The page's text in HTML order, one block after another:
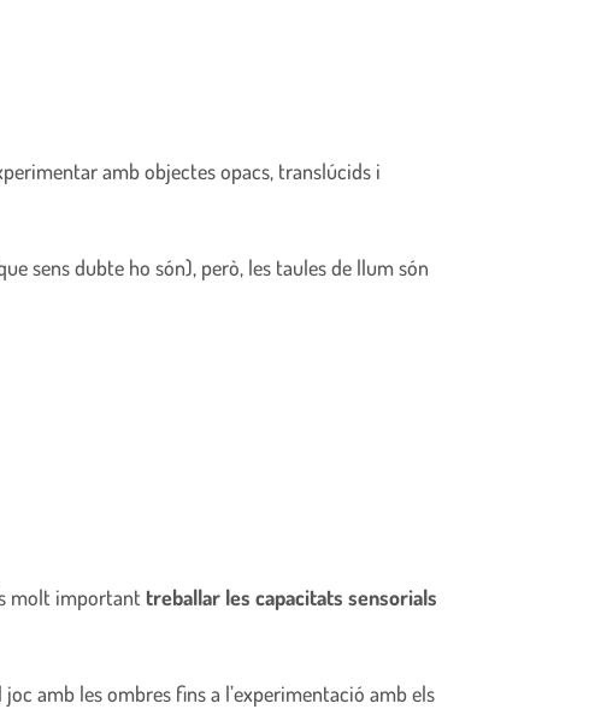
amb objectes opacs, translúcids i
sens dubte ho són), però, les taules de llum són
molt important treballar les capacitats sensorials
joc amb les ombres fins a l’experimentació amb els